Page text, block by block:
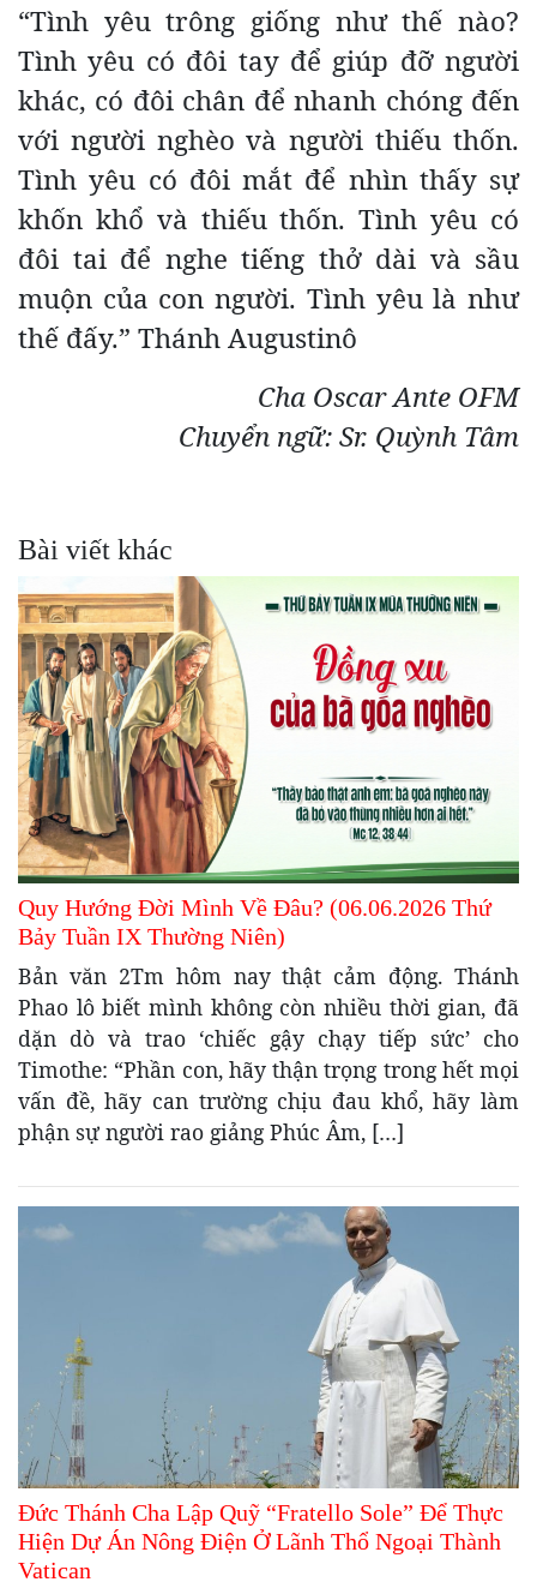
“Tình yêu trông giống như thế nào?
Tình yêu có đôi tay để giúp đỡ người
khác, có đôi chân để nhanh chóng đến
với người nghèo và người thiếu thốn.
Tình yêu có đôi mắt để nhìn thấy sự
khốn khổ và thiếu thốn. Tình yêu có
đôi tai để nghe tiếng thở dài và sầu
muộn của con người. Tình yêu là như
thế đấy.” Thánh Augustinô
Cha Oscar Ante OFM
Chuyển ngữ: Sr. Quỳnh Tâm
Bài viết khác
Quy Hướng Đời Mình Về Đâu? (06.06.2026 Thứ
Bảy Tuần IX Thường Niên)
Bản văn 2Tm hôm nay thật cảm động. Thánh
Phao lô biết mình không còn nhiều thời gian, đã
dặn dò và trao ‘chiếc gậy chạy tiếp sức’ cho
Timothe: “Phần con, hãy thận trọng trong hết mọi
vấn đề, hãy can trường chịu đau khổ, hãy làm
phận sự người rao giảng Phúc Âm, […]
Đức Thánh Cha Lập Quỹ “Fratello Sole” Để Thực
Hiện Dự Án Nông Điện Ở Lãnh Thổ Ngoại Thành
Vatican